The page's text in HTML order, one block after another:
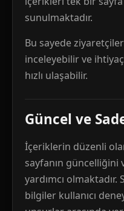
sunulmaktadır.
Bu sayede
inceleyebilir ve
hızlı ulaşabilir.
Güncel ve
İçeriklerin düzenli
sayfanın
yardımcı olmaktadır.
bilgiler kullanıcı